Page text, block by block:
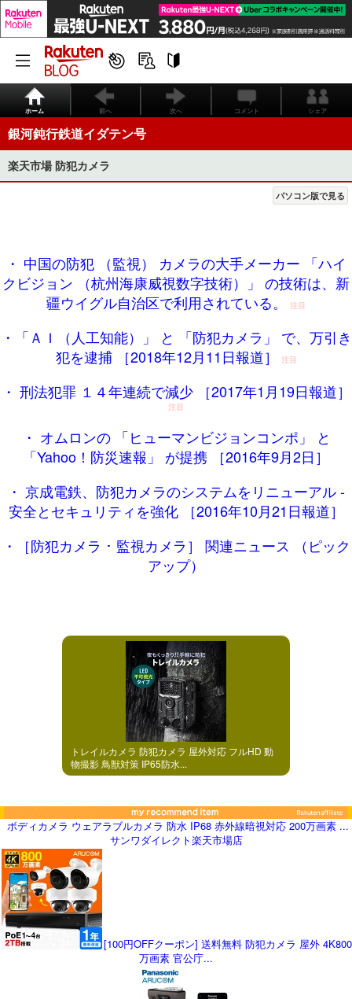
ホーム 前へ 次へ コメント シェア
銀河鈍行鉄道イダテン号
楽天市場 防犯カメラ
パソコン版で見る
・ 中国の防犯 （監視） カメラの大手メーカー 「ハイ
クビジョン （杭州海康威視数字技術）」 の技術は、新
疆ウイグル自治区で利用されている。
注目
・「ＡＩ（人工知能）」 と 「防犯カメラ」 で、万引き
犯を逮捕 ［2018年12月11日報道］
注目
・ 刑法犯罪 １４年連続で減少 ［2017年1月19日報道］
注目
・ オムロンの 「ヒューマンビジョンコンポ」 と
「Yahoo！防災速報」 が提携 ［2016年9月2日］
・ 京成電鉄、防犯カメラのシステムをリニューアル -
安全とセキュリティを強化 ［2016年10月21日報道］
・［防犯カメラ ･ 監視カメラ］ 関連ニュース （ピック
アップ）
トレイルカメラ 防犯カメラ 屋外対応 フルHD 動
物撮影 鳥獣対策 IP65防水...
ボディカメラ ウェアラブルカメラ 防水 IP68 赤外線暗視対応 200万画素 ...
サンワダイレクト楽天市場店
[100円OFFクーポン] 送料無料 防犯カメラ 屋外 4K800
万画素 官公庁...